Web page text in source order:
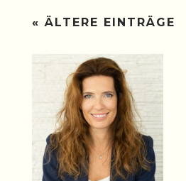
« ÄLTERE EINTRÄGE